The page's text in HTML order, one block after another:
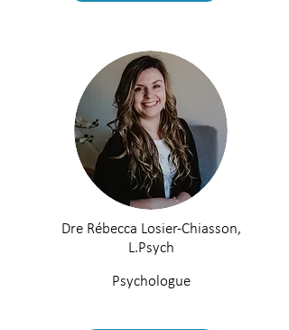
Dre Rébecca Losier-Chiasson,
L.Psych
Psychologue